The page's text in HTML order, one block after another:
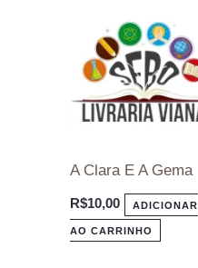
A Clara E A Gema
R$10,00 ADICIONAR
AO CARRINHO